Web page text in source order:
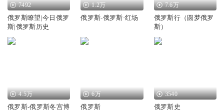
7492
俄罗斯瞭望|今日俄罗
斯|俄罗斯历史
1.2万
俄罗斯-俄罗斯·红场
7.6万
俄罗斯行（圆梦俄罗
斯）
4.5万
俄罗斯-俄罗斯冬宫博
6万
俄罗斯
3540
俄罗斯史